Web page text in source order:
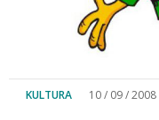
KULTURA 10 / 09 / 2008